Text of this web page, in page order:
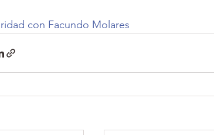
con Facundo Molares